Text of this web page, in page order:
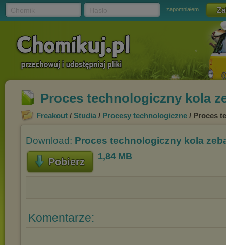
zapomniałem
Proces technologiczny kola
Freakout / Studia / Procesy technologiczne / Proces
Download: Proces technologiczny kola
Pobierz 1,84 MB
Komentarze: